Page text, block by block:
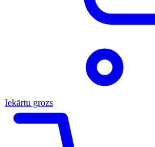
Iekārtu grozs